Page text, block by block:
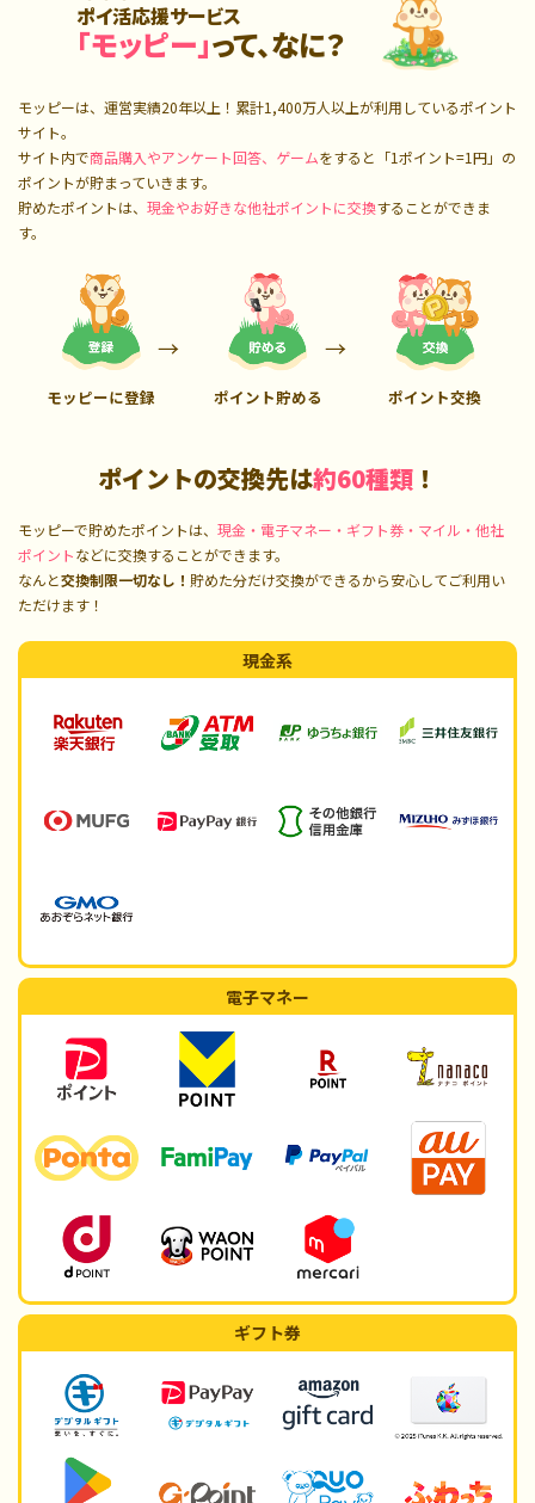
ポイ活応援サービス
「モッピー」って、なに？
モッピーは、運営実績20年以上！累計1,400万人以上が利用しているポイント
サイト。
サイト内で商品購入やアンケート回答、ゲームをすると「1ポイント=1円」の
ポイントが貯まっていきます。
貯めたポイントは、 現金やお好きな他社ポイントに交換することができま
す。
モッピーに登録 ポイント貯める ポイント交換
ポイントの交換先は約60種類 ！
モッピーで貯めたポイントは、 現金・電子マネー・ギフト券・マイル・他社
ポイントなどに交換することができます。
なんと交換制限一切なし！ 貯めた分だけ交換ができるから安心してご利用い
ただけます！
現金系
電子マネー
ギフト券